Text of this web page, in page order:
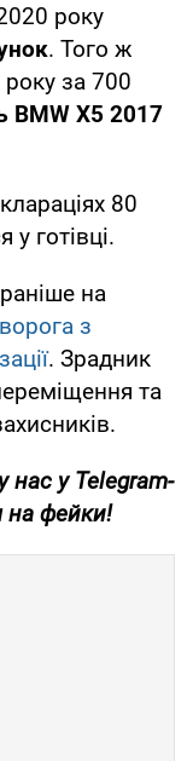
року
. Того ж
за 700
BMW X5 2017
80
у готівці.
на
з
. Зрадник
та
нас у Telegram-
на фейки!